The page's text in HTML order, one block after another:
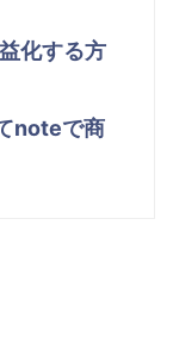
化する方
noteで商